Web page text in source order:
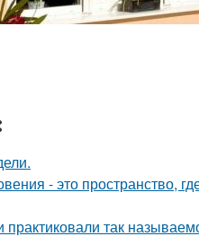
- это пространство,
практиковали так